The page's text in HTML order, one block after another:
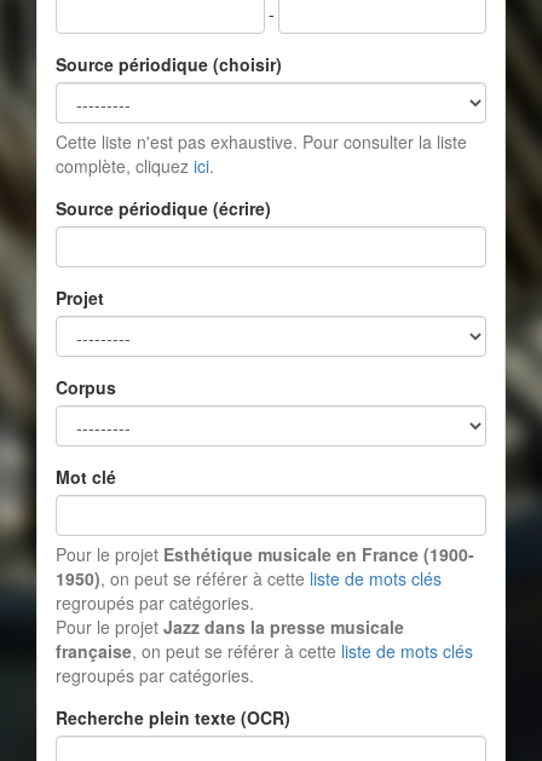
-
Source périodique (choisir)
Cette liste n'est pas exhaustive. Pour consulter la liste
complète, cliquez ici.
Source périodique (écrire)
Projet
Corpus
Mot clé
Pour le projet Esthétique musicale en France (1900-
1950), on peut se référer à cette liste de mots clés
regroupés par catégories.
Pour le projet Jazz dans la presse musicale
française, on peut se référer à cette liste de mots clés
regroupés par catégories.
Recherche plein texte (OCR)